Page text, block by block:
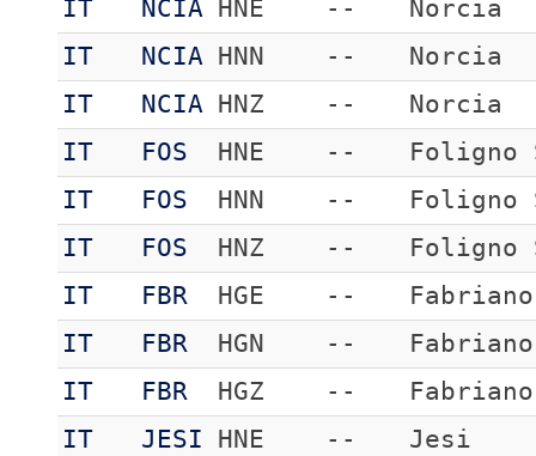
IT NCIA HNE --
Norcia
IT
NCIA HNN --
Norcia
IT
NCIA HNZ --
Norcia
IT
FOS HNE --
Foligno
IT
FOS HNN --
Foligno
IT
FOS HNZ --
Foligno
IT
FBR HGE --
Fabriano
IT
FBR HGN --
Fabriano
IT
FBR HGZ --
Fabriano
IT
JESI HNE --
Jesi